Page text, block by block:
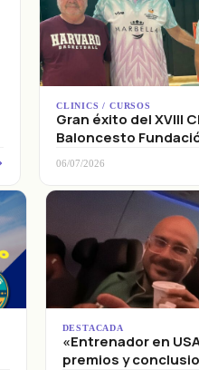
CLINICS / CURSOS
Gran éxito del XVIII
Baloncesto
06/07/2026
DESTACADA
«Entrenador en
premios y